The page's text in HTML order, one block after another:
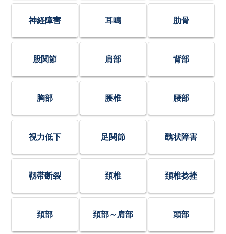
神経障害 耳鳴 肋骨
股関節 肩部 背部
胸部 腰椎 腰部
視力低下 足関節 醜状障害
靱帯断裂 頚椎 頚椎捻挫
頚部 頚部～肩部 頭部